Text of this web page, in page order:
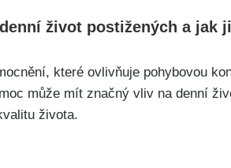
život postižených a jak
které ovlivňuje pohybovou
může mít značný vliv na denní
života.